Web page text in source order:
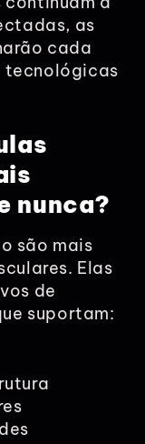
as
cada
tecnológicas
nunca?
são mais
Elas
de
suportam: